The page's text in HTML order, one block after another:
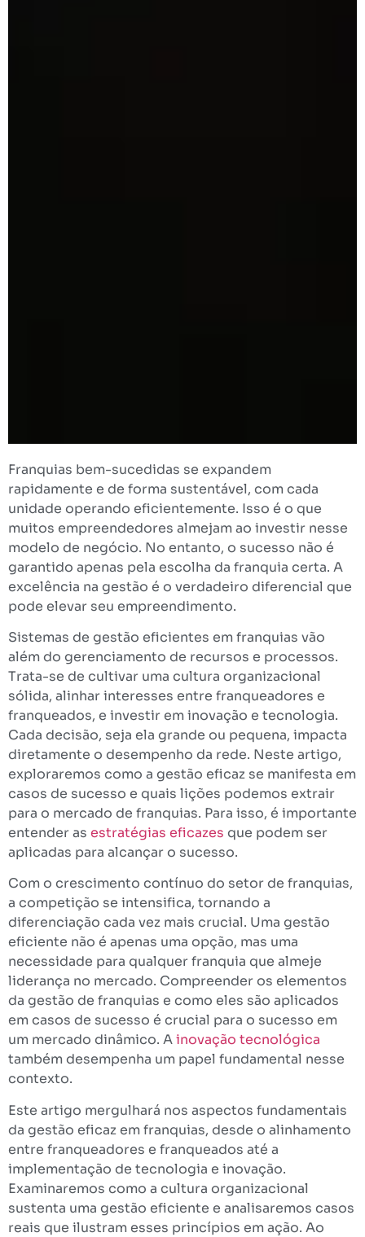
Franquias bem-sucedidas se expandem
rapidamente e de forma sustentável, com cada
unidade operando eficientemente. Isso é o que
muitos empreendedores almejam ao investir nesse
modelo de negócio. No entanto, o sucesso não é
garantido apenas pela escolha da franquia certa. A
excelência na gestão é o verdadeiro diferencial que
pode elevar seu empreendimento.
Sistemas de gestão eficientes em franquias vão
além do gerenciamento de recursos e processos.
Trata-se de cultivar uma cultura organizacional
sólida, alinhar interesses entre franqueadores e
franqueados, e investir em inovação e tecnologia.
Cada decisão, seja ela grande ou pequena, impacta
diretamente o desempenho da rede. Neste artigo,
exploraremos como a gestão eficaz se manifesta em
casos de sucesso e quais lições podemos extrair
para o mercado de franquias. Para isso, é importante
entender as estratégias eficazes que podem ser
aplicadas para alcançar o sucesso.
Com o crescimento contínuo do setor de franquias,
a competição se intensifica, tornando a
diferenciação cada vez mais crucial. Uma gestão
eficiente não é apenas uma opção, mas uma
necessidade para qualquer franquia que almeje
liderança no mercado. Compreender os elementos
da gestão de franquias e como eles são aplicados
em casos de sucesso é crucial para o sucesso em
um mercado dinâmico. Ainovação tecnológica
também desempenha um papel fundamental nesse
contexto.
Este artigo mergulhará nos aspectos fundamentais
da gestão eficaz em franquias, desde o alinhamento
entre franqueadores e franqueados até a
implementação de tecnologia e inovação.
Examinaremos como a cultura organizacional
sustenta uma gestão eficiente e analisaremos casos
reais que ilustram esses princípios em ação. Ao